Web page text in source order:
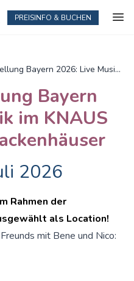
PREISINFO & BUCHEN
Bayern 2026: Live Musik
Bayern
im KNAUS
2026
Rahmen der
als Location!
mit Bene und Nico: